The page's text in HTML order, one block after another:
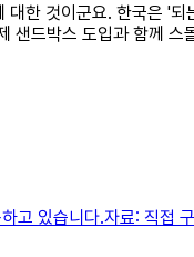
한 것이군요. 한국은 '
드박스 도입과 함께
고 있습니다.자료: 직접